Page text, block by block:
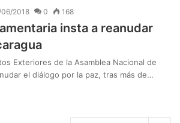
06/2018 0 168
insta a reanudar
Exteriores de la Asamblea Nacional de
el diálogo por la paz, tras más de…